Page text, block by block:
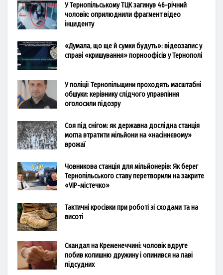
У Тернопільському ТЦК загинув 46-річний
чоловік: оприлюднили фрагмент відео
інциденту
«Думала, що ще й сумки будуть»: відеозапис у
справі «кришування» порноофісів у Тернополі
У поліції Тернопільщини проходять масштабні
обшуки: керівнику слідчого управління
оголосили підозру
Соя під снігом: як державна дослідна станція
могла втратити мільйони на «насіннєвому»
врожаї
Човникова станція для мільйонерів: Як берег
Тернопільського ставу перетворили на закрите
«VIP-містечко»
Тактичні кросівки при роботі зі сходами та на
висоті
Скандал на Кременеччині: чоловік вдруге
побив колишню дружину і опинився на лаві
підсудних